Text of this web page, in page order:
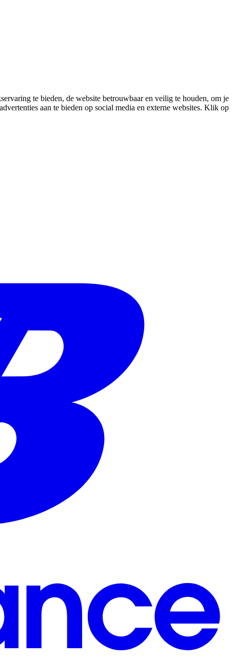
te bieden, de website betrouwbaar en veilig te houden, om je
aan te bieden op social media en externe websites. Klik op